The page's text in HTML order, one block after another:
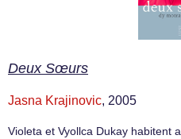
Deux Sœurs
Jasna Krajinovic, 2005
Violeta et Vyollca Dukay habitent